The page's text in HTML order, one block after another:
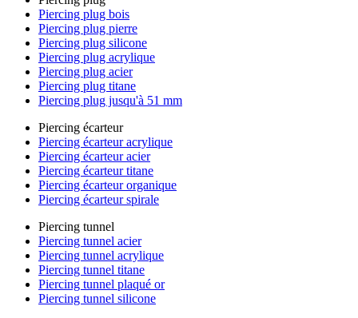
Piercing plug bois
Piercing plug pierre
Piercing plug silicone
Piercing plug acrylique
Piercing plug acier
Piercing plug titane
Piercing plug jusqu'à 51 mm
Piercing écarteur
Piercing écarteur acrylique
Piercing écarteur acier
Piercing écarteur titane
Piercing écarteur organique
Piercing écarteur spirale
Piercing tunnel
Piercing tunnel acier
Piercing tunnel acrylique
Piercing tunnel titane
Piercing tunnel plaqué or
Piercing tunnel silicone